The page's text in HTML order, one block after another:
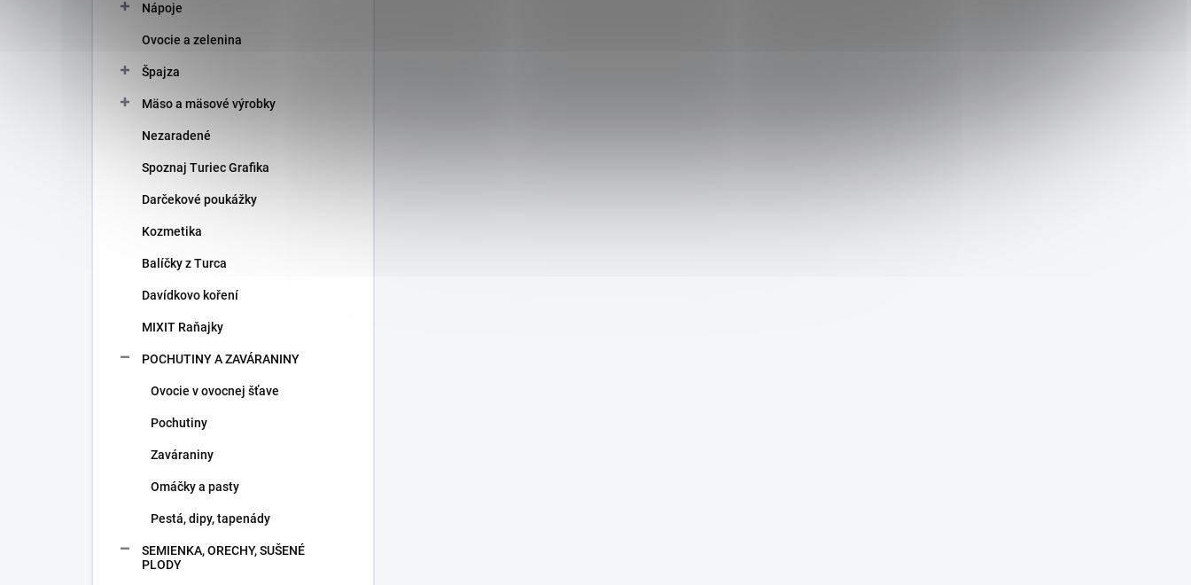
Nápoje
Ovocie a zelenina
Špajza
Mäso a mäsové výrobky
Nezaradené
Spoznaj Turiec Grafika
Darčekové poukážky
Kozmetika
Balíčky z Turca
Davídkovo koření
MIXIT Raňajky
POCHUTINY A ZAVÁRANINY
Ovocie v ovocnej šťave
Pochutiny
Zaváraniny
Omáčky a pasty
Pestá, dipy, tapenády
SEMIENKA, ORECHY, SUŠENÉ
PLODY